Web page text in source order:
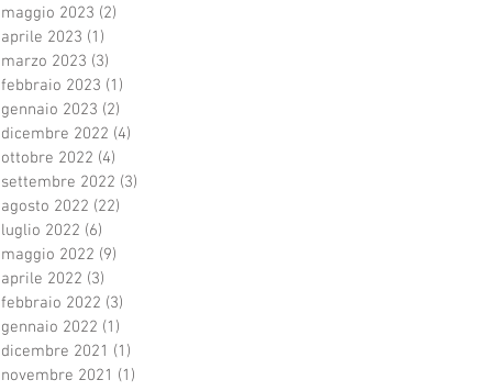
maggio 2023 (2)
aprile 2023 (1)
marzo 2023 (3)
febbraio 2023 (1)
gennaio 2023 (2)
dicembre 2022 (4)
ottobre 2022 (4)
settembre 2022 (3)
agosto 2022 (22)
luglio 2022 (6)
maggio 2022 (9)
aprile 2022 (3)
febbraio 2022 (3)
gennaio 2022 (1)
dicembre 2021 (1)
novembre 2021 (1)